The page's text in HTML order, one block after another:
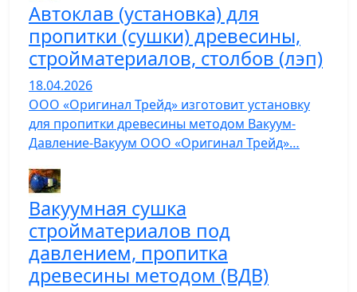
Автоклав (установка) для
пропитки (сушки) древесины,
стройматериалов, столбов (лэп)
18.04.2026
ООО «Оригинал Трейд» изготовит установку
для пропитки древесины методом Вакуум-
Давление-Вакуум ООО «Оригинал Трейд»…
Вакуумная сушка
стройматериалов под
давлением, пропитка
древесины методом (ВДВ)